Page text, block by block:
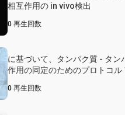
相互作用の in vivo検出
0 再生回数
に基づいて、タンパク質 - タン
作用の同定のためのプロトコル
和性調節
0 再生回数